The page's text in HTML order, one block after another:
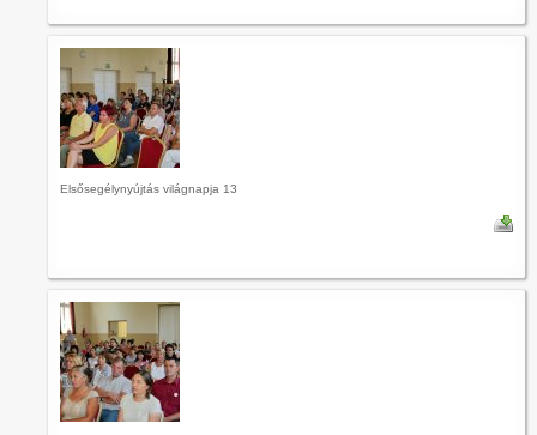
Elsősegélynyújtás világnapja 13